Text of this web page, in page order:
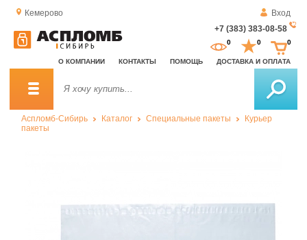
Кемерово
Вход
+7 (383) 383-08-58
О КОМПАНИИ КОНТАКТЫ ПОМОЩЬ ДОСТАВКА И ОПЛАТА
0 0 0
Аспломб-Сибирь Каталог Специальные пакеты
Курьер
пакеты